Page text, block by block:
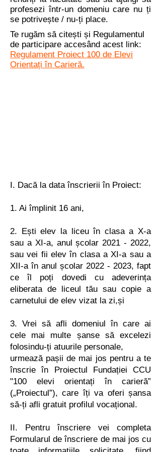
profesezi într-un domeniu care nu ți
se potrivește / nu-ți place.
Te rugăm să citești și Regulamentul
de participare accesând acest link:
Regulament Proiect 100 de Elevi
Orientați în Carieră.
I. Dacă la data înscrierii în Proiect:
1. Ai împlinit 16 ani,
2. Ești elev la liceu în clasa a X-a
sau a XI-a, anul școlar2021 - 2022,
sau vei fii elev în clasa a XI-a sau a
XII-a în anul școlar 2022 - 2023, fapt
ce îl poți dovedi cu adeverința
eliberata de liceul tău sau copie a
carnetului de elev vizat la zi,și
3. Vrei să afli domeniul în care ai
cele mai multe șanse să excelezi
folosindu-ți atuurile personale,
urmează pașii de mai jos pentru a te
înscrie în Proiectul Fundației CCU
"100 elevi orientați în carieră”
(„Proiectul”), care îți va oferi șansa
să-ți afli gratuit profilul vocațional.
II. Pentru înscriere vei completa
Formularul de înscriere de mai jos cu